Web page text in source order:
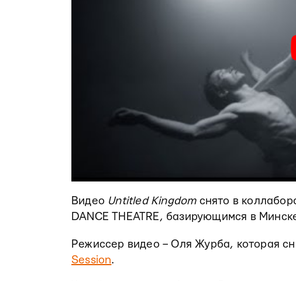
Видео Untitled Kingdomснято в
DANCE THEATRE, базирующимся в
Режиссер видео – Оля Журба, которая
Session.